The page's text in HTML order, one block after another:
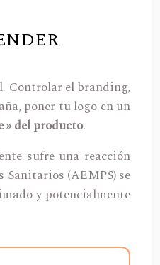
Controlar el branding,
poner tu logo en un
» del producto.
sufre una reacción
(AEMPS) se
y potencialmente